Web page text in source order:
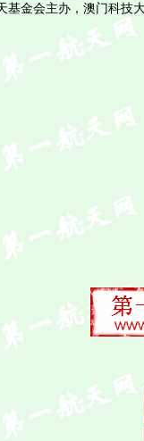
基金会主办，澳门科技